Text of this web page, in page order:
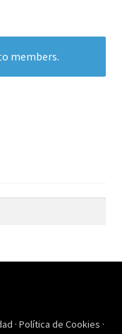
members.
· Política de Cookies ·